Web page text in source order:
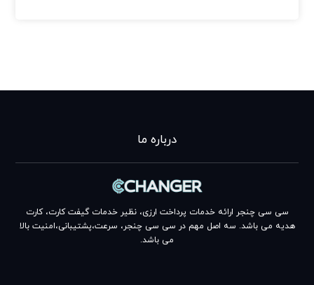
درباره ما
سی سی چنجر ارائه خدمات پرداخت ارزی، نظیر خدمات گیفت کارت، کارت
هدیه می باشد. سه اصل مهم در سی سی چنجر، سرعت،پشتیبانی،امنیت بالا
می باشد.